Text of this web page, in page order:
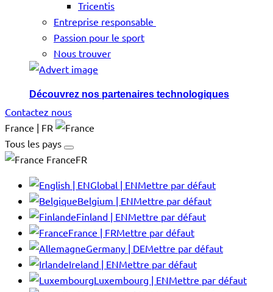
Tricentis
Entreprise responsable
Passion pour le sport
Nous trouver
Découvrez nos partenaires technologiques
Contactez nous
France | FR
Tous les pays
FranceFR
Global | ENMettre par défaut
Belgium | ENMettre par défaut
Finland | ENMettre par défaut
France | FRMettre par défaut
Germany | DEMettre par défaut
Ireland | ENMettre par défaut
Luxembourg | ENMettre par défaut